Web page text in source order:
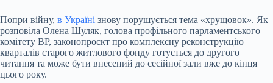
Попри війну, в Україні знову порушується тема «хрущовок». Як
розповіла Олена Шуляк, голова профільного парламентського
комітету ВР, законопроєкт про комплексну реконструкцію
кварталів старого житлового фонду готується до другого
читання та може бути внесений до сесійної зали вже до кінця
цього року.